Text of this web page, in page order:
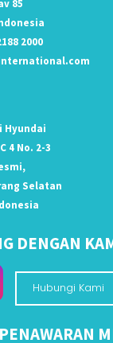
85
2000
Hyundai
4 No. 2-3
Selatan
DENGAN
Hubungi Kami